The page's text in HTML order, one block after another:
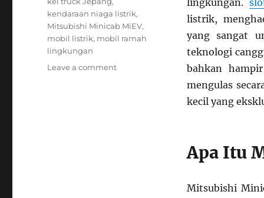
listrik,
yang sangat
teknologi
bahkan
mengulas
kecil yang
Apa Itu
Mitsubishi
kendaraan niaga listrik,
Mitsubishi Minicab MiEV,
mobil listrik, mobil ramah
lingkungan
Leave a commenton